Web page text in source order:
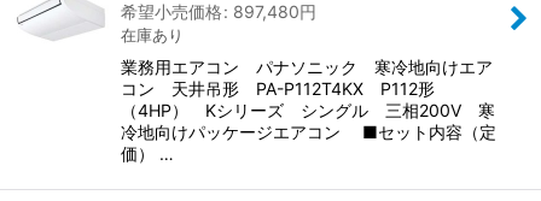
希望小売価格: 897,480円
在庫あり
業務用エアコン パナソニック 寒冷地向けエア
コン 天井吊形 PA-P112T4KX P112形
（4HP） Kシリーズ シングル 三相200V 寒
冷地向けパッケージエアコン ■セット内容（定
価） …